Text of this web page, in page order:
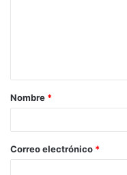
a
r
*
Nombre *
Correo electrónico *